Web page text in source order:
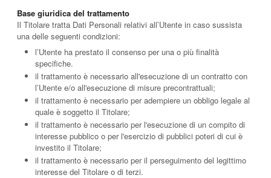
Base giuridica del trattamento
Il Titolare tratta Dati Personali relativi all’Utente in caso sussista
una delle seguenti condizioni:
l’Utente ha prestato il consenso per una o più finalità
specifiche.
il trattamento è necessario all'esecuzione di un contratto con
l’Utente e/o all'esecuzione di misure precontrattuali;
il trattamento è necessario per adempiere un obbligo legale al
quale è soggetto il Titolare;
il trattamento è necessario per l'esecuzione di un compito di
interesse pubblico o per l'esercizio di pubblici poteri di cui è
investito il Titolare;
il trattamento è necessario per il perseguimento del legittimo
interesse del Titolare o di terzi.